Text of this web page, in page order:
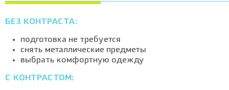
БЕЗ КОНТРАСТА:
подготовка не требуется
снять металлические предметы
выбрать комфортную одежду
С КОНТРАСТОМ: